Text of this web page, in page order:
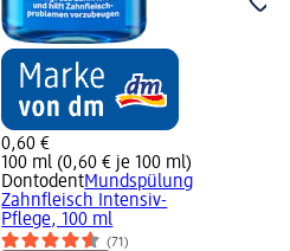
0,60 €
100 ml (0,60 € je 100 ml)
DontodentMundspülung
Zahnfleisch Intensiv-
Pflege, 100 ml
(71)